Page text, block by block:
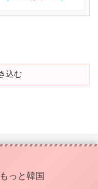
込む
っと韓国